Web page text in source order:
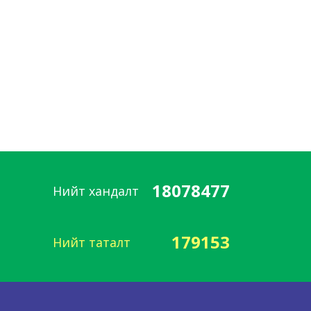
Нийт хандалт 18078477
Нийт таталт 179153